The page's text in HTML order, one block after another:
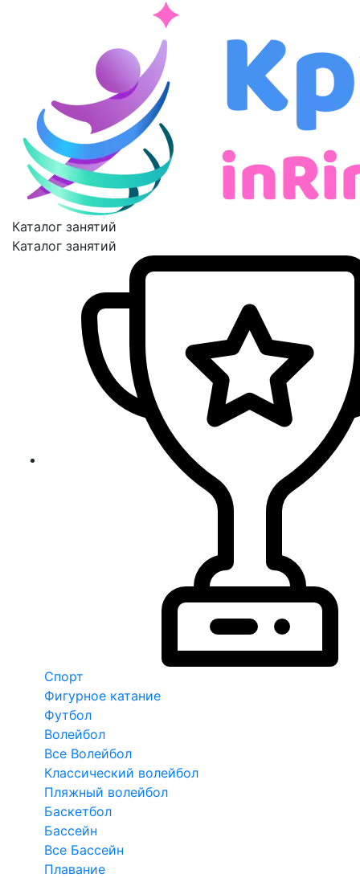
Каталог занятий
Каталог занятий
Спорт
Фигурное катание
Футбол
Волейбол
Все Волейбол
Классический волейбол
Пляжный волейбол
Баскетбол
Бассейн
Все Бассейн
Плавание